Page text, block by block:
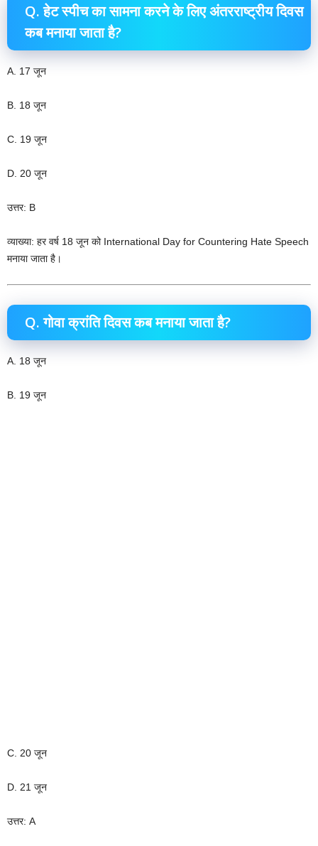
Q. हेट स्पीच का सामना करने के लिए अंतरराष्ट्रीय दिवस
कब मनाया जाता है?
A. 17 जून
B. 18 जून
C. 19 जून
D. 20 जून
उत्तर: B
व्याख्या: हर वर्ष 18 जून को International Day for Countering Hate Speech
मनाया जाता है।
Q. गोवा क्रांति दिवस कब मनाया जाता है?
A. 18 जून
B. 19 जून
C. 20 जून
D. 21 जून
उत्तर: A